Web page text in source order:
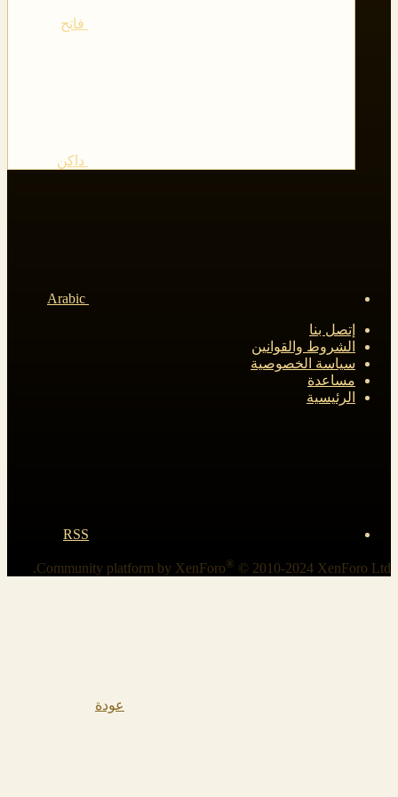
فاتح
داكن
إتصل بنا
الشروط والقوانين
سياسة الخصوصية
مساعدة
الرئيسية
RSS
Community platform by XenForo® © 2010-2024 XenForo Ltd.
عودة